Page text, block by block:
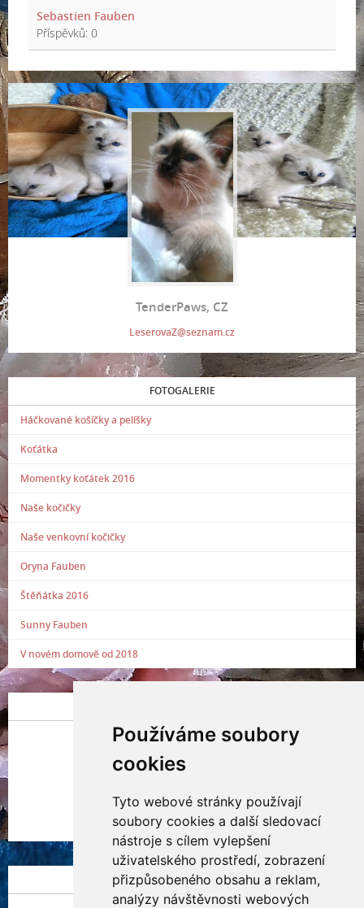
Používáme soubory
cookies
Tyto webové stránky používají
soubory cookies a další sledovací
nástroje s cílem vylepšení
uživatelského prostředí, zobrazení
přizpůsobeného obsahu a reklam,
analýzy návštěvnosti webových
Sebastien Fauben
Příspěvků: 0
TenderPaws, CZ
LeserovaZ@seznam.cz
FOTOGALERIE
Háčkované košíčky a pelíšky
Koťátka
Momentky koťátek 2016
Naše kočičky
Naše venkovní kočičky
Oryna Fauben
Štěňátka 2016
Sunny Fauben
V novém domově od 2018
Indianna Ryve
Nostra, CZ
NÁVŠTĚVNOST